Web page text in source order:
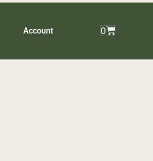
Account 0